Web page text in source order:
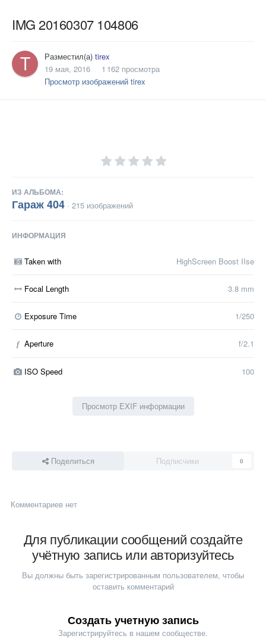
IMG 20160307 104806
Разместил(а) tirex
19 мая, 2016
1 162 просмотра
Просмотр изображений tirex
ИЗ АЛЬБОМА:
Гараж 404 · 215 изображений
ИНФОРМАЦИЯ
Taken with HighScreen Boost IIse
Focal Length 3.8 mm
Exposure Time 1/250
f Aperture f/2.1
ISO Speed 100
Просмотр EXIF информации
Поделиться Подписчики 0
Комментариев нет
Для публикации сообщений создайте
учётную запись или авторизуйтесь
Вы должны быть зарегистрированным пользователем, чтобы
оставить комментарий
Создать учетную запись
Зарегистрируйтесь в нашем сообществе.